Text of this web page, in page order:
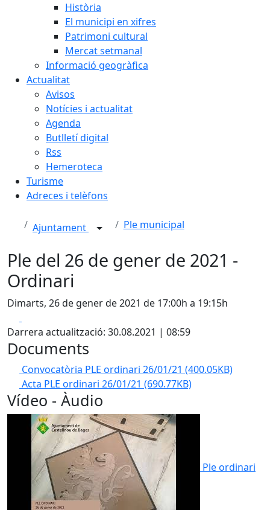
Història
El municipi en xifres
Patrimoni cultural
Mercat setmanal
Informació geogràfica
Actualitat
Avisos
Notícies i actualitat
Agenda
Butlletí digital
Rss
Hemeroteca
Turisme
Adreces i telèfons
Ajuntament Ple municipal
Ple del 26 de gener de 2021 -
Ordinari
Dimarts, 26 de gener de 2021 de 17:00h a 19:15h
Darrera actualització: 30.08.2021 | 08:59
Documents
Convocatòria PLE ordinari 26/01/21 (400.05KB)
Acta PLE ordinari 26/01/21 (690.77KB)
Vídeo - Àudio
Ple ordinari